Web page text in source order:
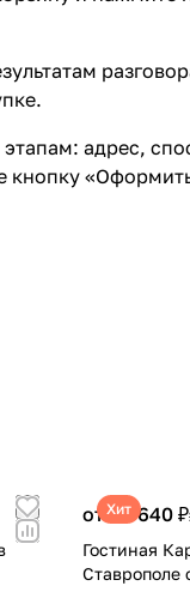
адрес,
Хит
от 99 640 ₽
Гостиная
Ставрополе